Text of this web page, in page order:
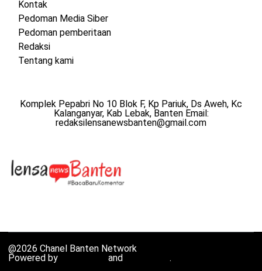
Kontak
Pedoman Media Siber
Pedoman pemberitaan
Redaksi
Tentang kami
Komplek Pepabri No 10 Blok F, Kp Pariuk, Ds Aweh, Kc
Kalanganyar, Kab Lebak, Banten Email:
redaksilensanewsbanten@gmail.com
@2026 Chanel Banten Network
Powered by
and .